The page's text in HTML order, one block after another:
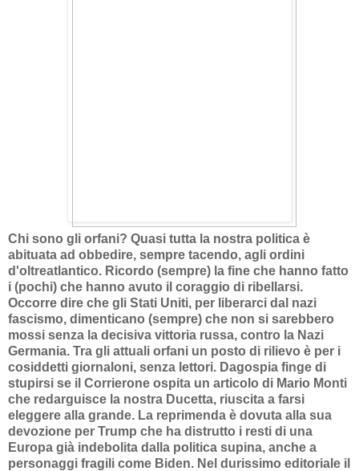
Chi sono gli orfani? Quasi tutta la nostra politica è
abituata ad obbedire, sempre tacendo, agli ordini
d'oltreatlantico. Ricordo (sempre) la fine che hanno fatto
i (pochi) che hanno avuto il coraggio di ribellarsi.
Occorre dire che gli Stati Uniti, per liberarci dal nazi
fascismo, dimenticano (sempre) che non si sarebbero
mossi senza la decisiva vittoria russa, contro la Nazi
Germania. Tra gli attuali orfani un posto di rilievo è per i
cosiddetti giornaloni, senza lettori. Dagospia finge di
stupirsi se il Corrierone ospita un articolo di Mario Monti
che redarguisce la nostra Ducetta, riuscita a farsi
eleggere alla grande. La reprimenda è dovuta alla sua
devozione per Trump che ha distrutto i resti di una
Europa già indebolita dalla politica supina, anche a
personaggi fragili come Biden. Nel durissimo editoriale il